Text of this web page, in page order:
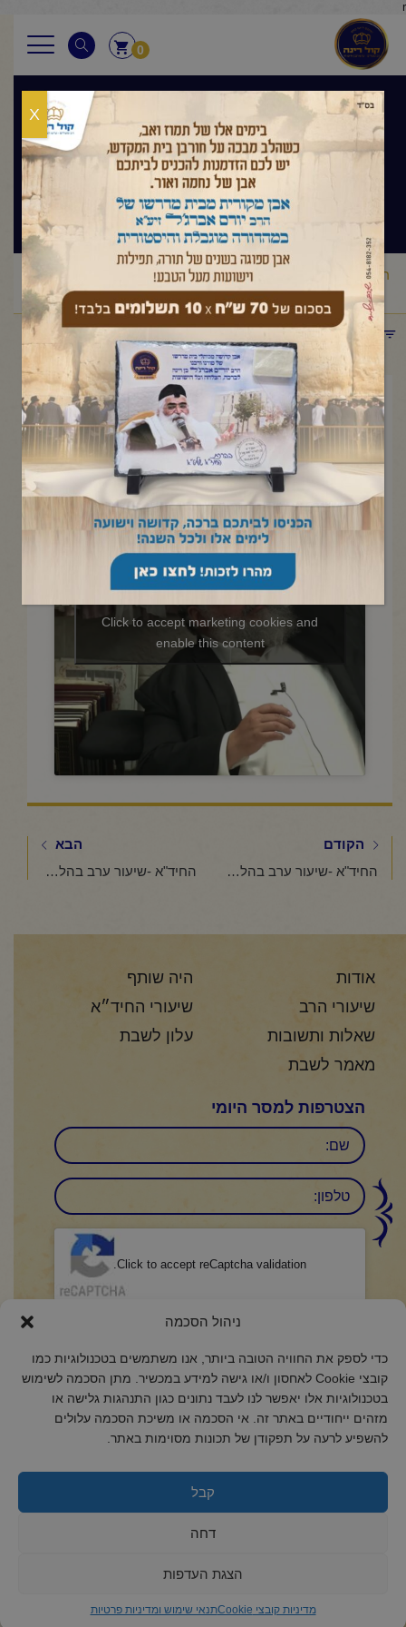
ניהול הסכמה
כדי לספק את החוויה הטובה ביותר, אנו משתמשים בטכנולוגיות כמו
קובצי Cookie לאחסון ו/או גישה למידע במכשיר. מתן הסכמה לשימוש
בטכנולוגיות אלו יאפשר לנו לעבד נתונים כגון התנהגות גלישה או
מזהים ייחודיים באתר זה. אי הסכמה או משיכת הסכמה עלולים
להשפיע לרעה על תפקודן של תכונות מסוימות באתר.
קבל
דחה
הצגת העדפות
מדיניות קובצי Cookie תנאי שימוש ומדיניות פרטיות
r
0
הלכה ואגדה
שיעור ערב
ראשי הלכה ואגדה שיעור ערב
החיד"א -שיעור
ערב בהלכה ובאגדה-אור לט"ז אייר תשפ"ה
תפריט קטגוריות
החיד"א -שיעור ערב בהלכה
ובאגדה-אור לט"ז אייר תשפ"ה
יולי 13, 2025
Click to accept marketing cookies and
enable this content
הקודם
החיד"א -שיעור ערב בהלכה ובאגדה-אור לט"ז אייר תשפ"ה
הבא
החיד"א -שיעור ערב בהלכה ובאגדה-אור לי"ז אייר תשפ"ה
אודות
היה שותף
שיעורי הרב
שיעורי החיד״א
שאלות ותשובות
עלון לשבת
מאמר לשבת
הצטרפות למסר היומי
שם
טלפון:
Click to accept reCaptcha validation.
מדיניות קובצי Cookie
ד
X